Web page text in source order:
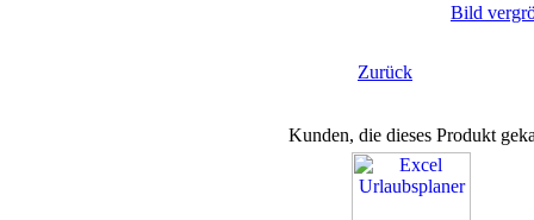
Bild
Zurück
Kunden, die dieses Produkt